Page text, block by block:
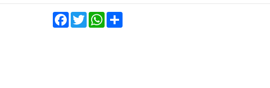
Facebook
TwitterWhatsApp
Share